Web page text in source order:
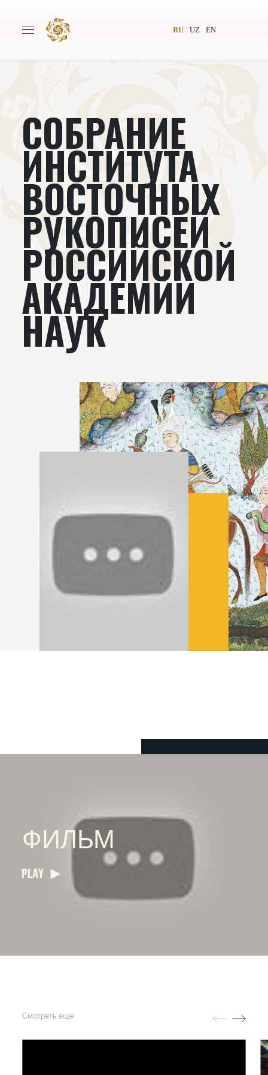
RU UZ EN
Всемирное общество
Издательство Новости
Проекты Подкасты
Книги Видеолекторий
СОБРАНИЕ
ИНСТИТУТА
ВОСТОЧНЫХ
РУКОПИСЕЙ
РОССИЙСКОЙ
АКАДЕМИИ
НАУК
ФИЛЬМ
PLAY
Смотреть еще